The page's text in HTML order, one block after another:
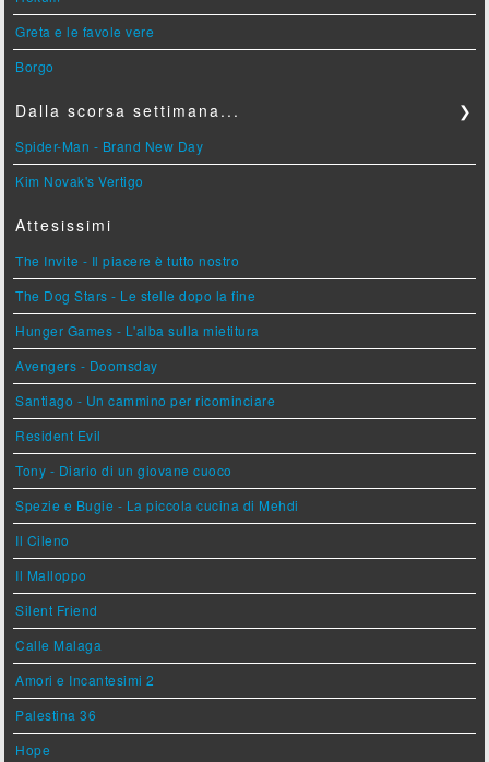
Greta e le favole vere
Borgo
Dalla scorsa settimana... ❯
Spider-Man - Brand New Day
Kim Novak's Vertigo
Attesissimi
The Invite - Il piacere è tutto nostro
The Dog Stars - Le stelle dopo la fine
Hunger Games - L'alba sulla mietitura
Avengers - Doomsday
Santiago - Un cammino per ricominciare
Resident Evil
Tony - Diario di un giovane cuoco
Spezie e Bugie - La piccola cucina di Mehdi
Il Cileno
Il Malloppo
Silent Friend
Calle Malaga
Amori e Incantesimi 2
Palestina 36
Hope